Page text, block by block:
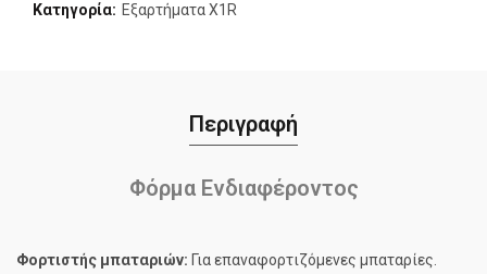
Κατηγορία: Εξαρτήματα X1R
Περιγραφή
Φόρμα Ενδιαφέροντος
Φορτιστής μπαταριών: Για επαναφορτιζόμενες μπαταρίες.